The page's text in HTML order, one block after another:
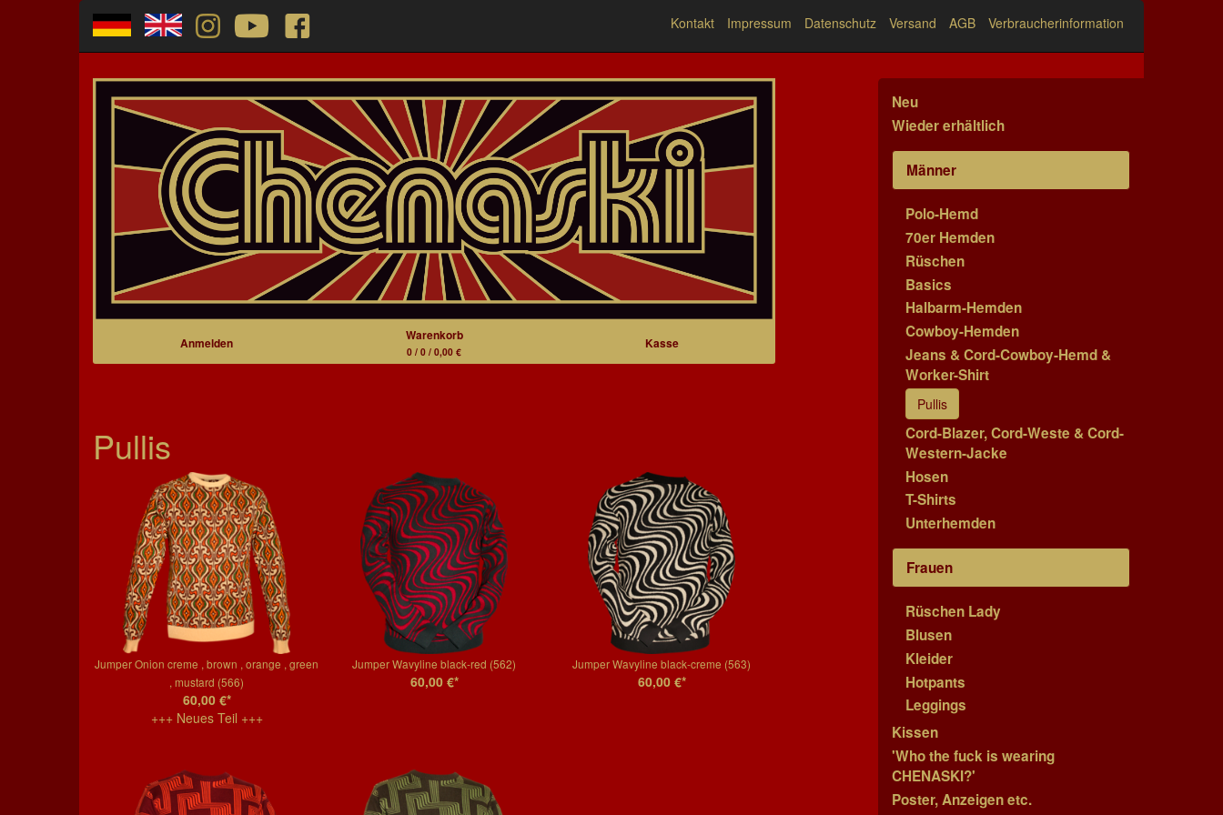
Kontakt Impressum Datenschutz Versand AGB Verbraucherinformation
Anmelden Warenkorb
0 / 0 / 0,00 €
Kasse
Pullis
Jumper Onion creme , brown , orange , green
, mustard (566)
60,00 €*
+++ Neues Teil +++
Jumper Wavyline black-red (562)
60,00 €*
Jumper Wavyline black-creme (563)
60,00 €*
Neu
Wieder erhältlich
Männer
Polo-Hemd
70er Hemden
Rüschen
Basics
Halbarm-Hemden
Cowboy-Hemden
Jeans & Cord-Cowboy-Hemd &
Worker-Shirt
Pullis
Cord-Blazer, Cord-Weste & Cord-
Western-Jacke
Hosen
T-Shirts
Unterhemden
Frauen
Rüschen Lady
Blusen
Kleider
Hotpants
Leggings
Kissen
'Who the fuck is wearing
CHENASKI?'
Poster, Anzeigen etc.